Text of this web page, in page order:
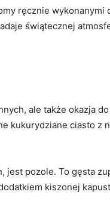
ręcznie wykonanymi
świątecznej
ale także okazja
kukurydziane ciasto z
jest pozole. To gęsta
kiszonej